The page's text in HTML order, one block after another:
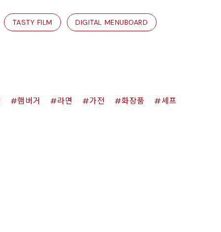
TASTY FILM DIGITAL MENUBOARD
햄버거 라면 가전 화장품 셰프